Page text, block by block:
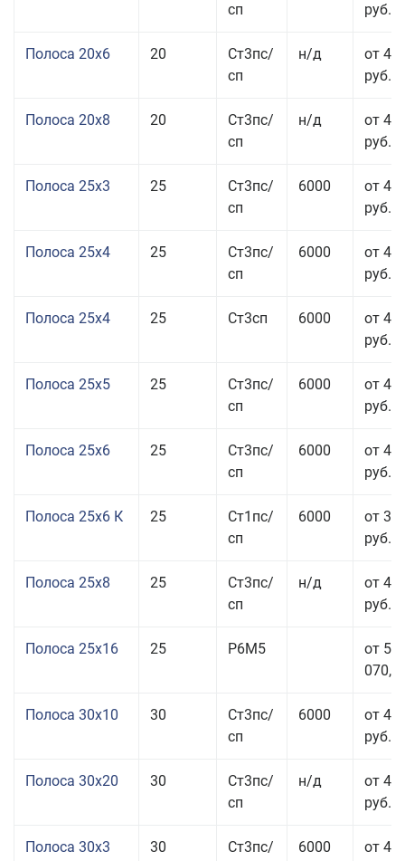
сп
руб.
Полоса 20x6 20
Ст3пс/
сп
н/д
от 46
руб.
Полоса 20x8 20
Ст3пс/
сп
н/д
от 45
руб.
Полоса 25x3 25
Ст3пс/
сп
6000
от 46
руб.
Полоса 25x4 25
Ст3пс/
сп
6000
от 43
руб.
Полоса 25x4 25 Ст3сп 6000
от 43
руб.
Полоса 25x5 25
Ст3пс/
сп
6000
от 42
руб.
Полоса 25x6 25
Ст3пс/
сп
6000
от 42
руб.
Полоса 25x6 К 25
Ст1пс/
сп
6000
от 35
руб.
Полоса 25x8 25
Ст3пс/
сп
н/д
от 43
руб.
Полоса 25x16 25 Р6М5
от
Полоса 30x10 30
Ст3пс/
сп
6000
от 45
руб.
Полоса 30x20 30
Ст3пс/
сп
н/д
от 46
руб.
Полоса 30x3 30
Ст3пс/
6000
от 46